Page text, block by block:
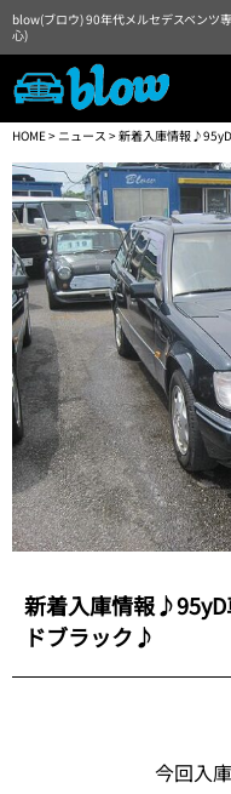
blow(ブロウ) 90年代メルセデスベンツ
心)
HOME> ニュース > 新着入庫情報
新着入庫情報♪95yD
ドブラック♪
今回入